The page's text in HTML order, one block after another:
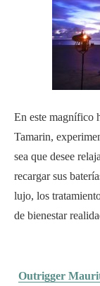
En este magnífico
Tamarin,
sea que desee
recargar sus
lujo, los
de bienestar
Outrigger